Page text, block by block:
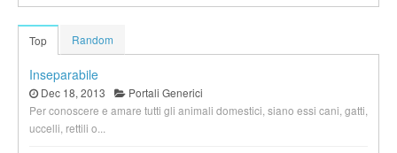
Top Random
Inseparabile
Dec 18, 2013
Portali Generici
Per conoscere e amare tutti gli animali domestici, siano essi cani, gatti,
uccelli, rettili o...